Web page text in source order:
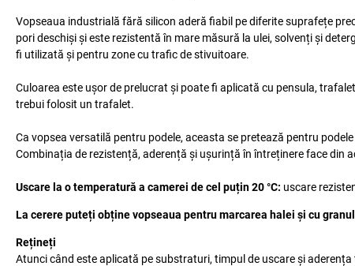
Vopseaua industrială fără silicon aderă fiabil pe diferite suprafețe
pori deschiși și este rezistentă în mare măsură la ulei, solvenți și
fi utilizată și pentru zone cu trafic de stivuitoare.
Culoarea este ușor de prelucrat și poate fi aplicată cu pensula,
trebui folosit un trafalet.
Ca vopsea versatilă pentru podele, aceasta se pretează pentru
Combinația de rezistență, aderență și ușurință în întreținere face din
Uscare la o temperatură a camerei de cel puțin 20 °C: uscare
La cerere puteți obține vopseaua pentru marcarea halei și cu
Rețineți
Atunci când este aplicată pe substraturi, timpul de uscare și